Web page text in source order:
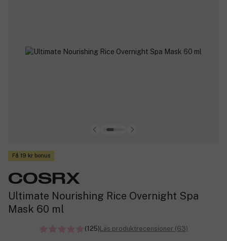
Få 19 kr bonus
COSRX
Ultimate Nourishing Rice Overnight Spa
Mask 60 ml
(125)Läs produktrecensioner (63)